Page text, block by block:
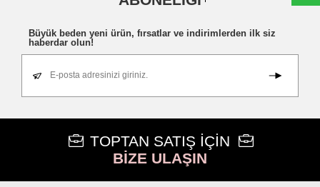
Büyük beden yeni ürün, fırsatlar ve indirimlerden ilk siz
haberdar olun!
E-posta adresinizi giriniz.
TOPTAN SATIŞ İÇİN
BİZE ULAŞIN